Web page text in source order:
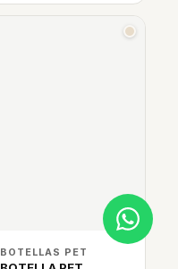
BOTELLAS PET